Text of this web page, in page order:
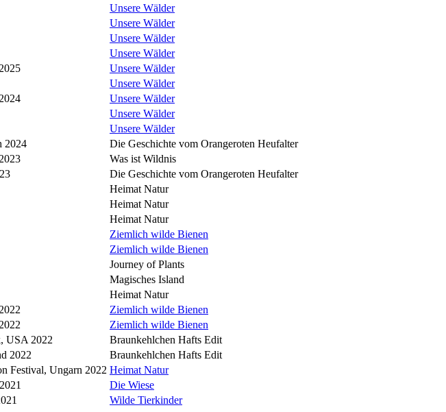
Unsere Wälder
Unsere Wälder
Unsere Wälder
Unsere Wälder
Unsere Wälder
Unsere Wälder
Unsere Wälder
Unsere Wälder
Unsere Wälder
2024
Die Geschichte vom Orangeroten Heufalter
Was ist Wildnis
Die Geschichte vom Orangeroten Heufalter
Heimat Natur
Heimat Natur
Heimat Natur
Ziemlich wilde Bienen
Ziemlich wilde Bienen
Journey of Plants
Magisches Island
Heimat Natur
Ziemlich wilde Bienen
Ziemlich wilde Bienen
USA 2022
Braunkehlchen Hafts Edit
2022
Braunkehlchen Hafts Edit
Festival, Ungarn 2022 Heimat Natur
Die Wiese
Wilde Tierkinder